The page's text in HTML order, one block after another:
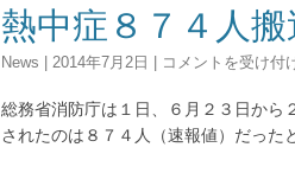
熱中症８７４人
News 2014年7月2日
熱
症
８
コメントを受け付
総務省消防庁は１日、６月２３日から
されたのは８７４人（速報値）だった